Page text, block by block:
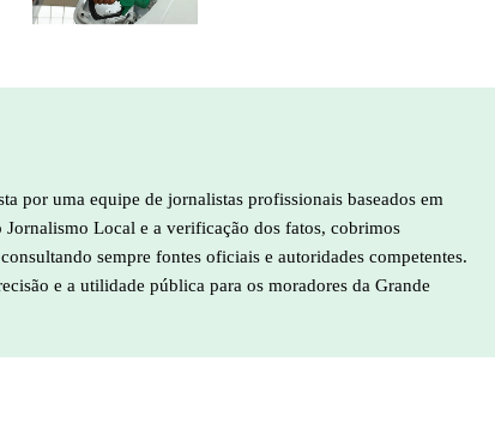
por uma equipe de jornalistas profissionais baseados em
Local e a verificação dos fatos, cobrimos
sempre fontes oficiais e autoridades competentes.
e a utilidade pública para os moradores da Grande